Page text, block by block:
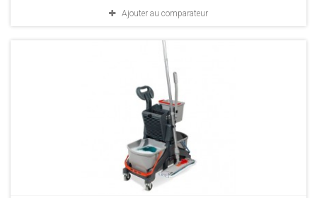
Ajouter au comparateur